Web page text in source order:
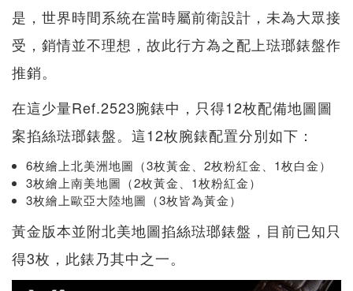
是，世界時間系統在當時屬前衛設計，未為大眾接
受，銷情並不理想，故此行方為之配上琺瑯錶盤作
推銷。
在這少量Ref.2523腕錶中，只得12枚配備地圖圖
案掐絲琺瑯錶盤。這12枚腕錶配置分別如下：
6枚繪上北美洲地圖（3枚黃金、2枚粉紅金、1枚白金）
3枚繪上南美地圖（2枚黃金、1枚粉紅金）
3枚繪上歐亞大陸地圖（3枚皆為黃金）
黃金版本並附北美地圖掐絲琺瑯錶盤，目前已知只
得3枚，此錶乃其中之一。